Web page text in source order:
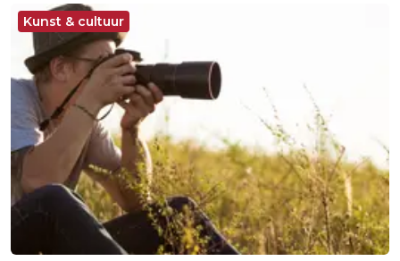
Kunst & cultuur